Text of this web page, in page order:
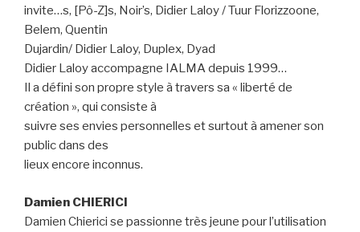
invite…s, [Pô-Z]s, Noir’s, Didier Laloy / Tuur Florizzoone,
Belem, Quentin
Dujardin/ Didier Laloy, Duplex, Dyad
Didier Laloy accompagne IALMA depuis 1999…
Il a défini son propre style à travers sa « liberté de
création », qui consiste à
suivre ses envies personnelles et surtout à amener son
public dans des
lieux encore inconnus.
Damien CHIERICI
Damien Chierici se passionne très jeune pour l’utilisation